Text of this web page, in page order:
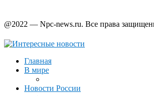
@2022 — Npc-news.ru. Все права
Главная
В мире
Новости России